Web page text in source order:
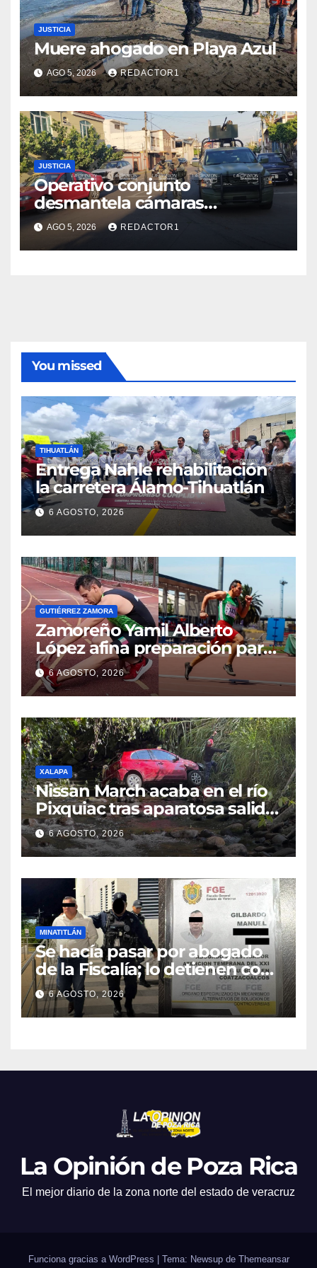
JUSTICIA
Muere ahogado en Playa Azul
AGO 5, 2026 REDACTOR1
JUSTICIA
Operativo conjunto
desmantela cámaras
presuntamente irregulares en
Poza Rica; fuerzas federales y
estatales refuerzan vigilancia
AGO 5, 2026 REDACTOR1
You missed
TIHUATLÁN
Entrega Nahle rehabilitación
la carretera Álamo-Tihuatlán
6 AGOSTO, 2026
GUTIÉRREZ ZAMORA
Zamoreño Yamil Alberto
López afina preparación para
participar en el Mundial
Máster de Atletismo en Corea
del Sur
6 AGOSTO, 2026
XALAPA
Nissan March acaba en el río
Pixquiac tras aparatosa salida
de camino en la carretera
Briones
6 AGOSTO, 2026
MINATITLÁN
Se hacía pasar por abogado
de la Fiscalía; lo detienen con
camioneta robada en
Minatitlán
6 AGOSTO, 2026
La Opinión de Poza Rica
El mejor diario de la zona norte del estado de veracruz
Funciona gracias a WordPress Tema: Newsup de Themeansar